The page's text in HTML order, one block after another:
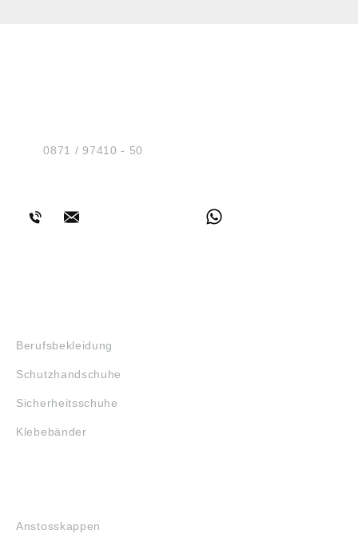
Tel.:0871 / 97410 - 50
Berufsbekleidung
Schutzhandschuhe
Sicherheitsschuhe
Klebebänder
Anstosskappen